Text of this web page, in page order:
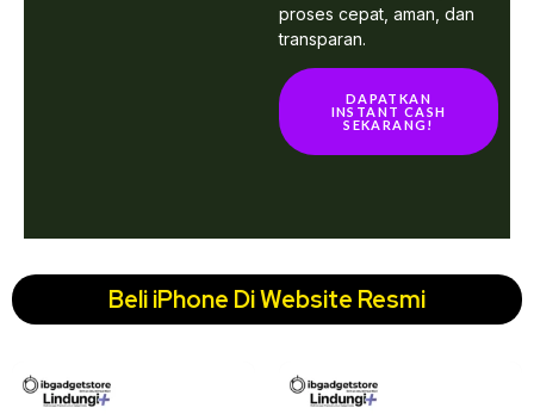
proses cepat, aman, dan
transparan.
DAPATKAN
INSTANT CASH
SEKARANG!
Beli iPhone Di Website Resmi